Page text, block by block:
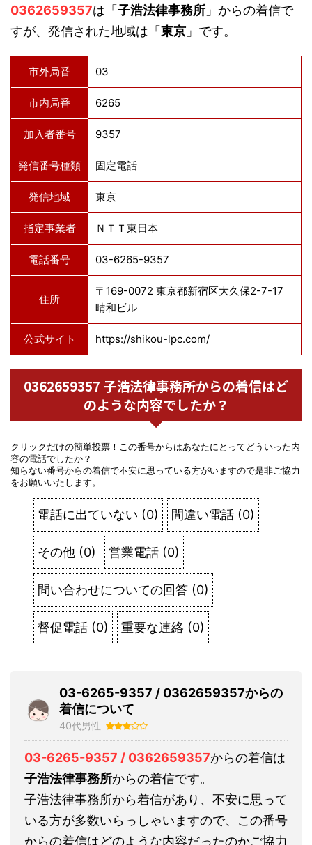
0362659357は「 子浩法律事務所 」からの着信で
すが、発信された地域は「 東京 」です。
市外局番 03
市内局番 6265
加入者番号 9357
発信番号種類 固定電話
発信地域 東京
指定事業者 ＮＴＴ東日本
電話番号 03-6265-9357
住所
〒169-0072 東京都新宿区大久保2-7-17
晴和ビル
公式サイト https://shikou-lpc.com/
0362659357 子浩法律事務所からの着信はど
のような内容でしたか？
クリックだけの簡単投票！この番号からはあなたにとってどういった内
容の電話でしたか？
知らない番号からの着信で不安に思っている方がいますので是非ご協力
をお願いいたします。
電話に出ていない (0) 間違い電話 (0)
その他 (0) 営業電話 (0)
問い合わせについての回答 (0)
督促電話 (0) 重要な連絡 (0)
03-6265-9357 / 0362659357からの
着信について
40代男性
03-6265-9357 / 0362659357からの着信は
子浩法律事務所からの着信です。
子浩法律事務所から着信があり、不安に思って
いる方が多数いらっしゃいますので、この番号
からの着信はどのような内容だったのかご協力